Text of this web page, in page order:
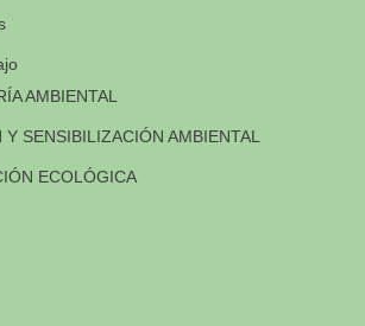
AMBIENTAL
Y SENSIBILIZACIÓN AMBIENTAL
ECOLÓGICA